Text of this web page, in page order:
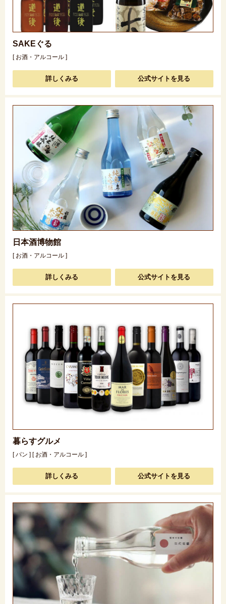
SAKEぐる
[ お酒・アルコール ]
詳しくみる 公式サイトを見る
日本酒博物館
[ お酒・アルコール ]
詳しくみる 公式サイトを見る
暮らすグルメ
[ パン ] [ お酒・アルコール ]
詳しくみる 公式サイトを見る